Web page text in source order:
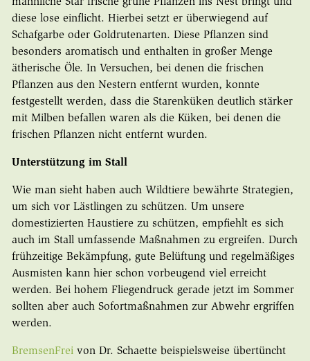
diese lose einflicht. Hierbei setzt er überwiegend auf
Schafgarbe oder Goldrutenarten. Diese Pflanzen sind
besonders aromatisch und enthalten in großer Menge
ätherische Öle. In Versuchen, bei denen die frischen
Pflanzen aus den Nestern entfernt wurden, konnte
festgestellt werden, dass die Starenküken deutlich stärker
mit Milben befallen waren als die Küken, bei denen die
frischen Pflanzen nicht entfernt wurden.
Unterstützung im Stall
Wie man sieht haben auch Wildtiere bewährte Strategien,
um sich vor Lästlingen zu schützen. Um unsere
domestizierten Haustiere zu schützen, empfiehlt es sich
auch im Stall umfassende Maßnahmen zu ergreifen. Durch
frühzeitige Bekämpfung, gute Belüftung und regelmäßiges
Ausmisten kann hier schon vorbeugend viel erreicht
werden. Bei hohem Fliegendruck gerade jetzt im Sommer
sollten aber auch Sofortmaßnahmen zur Abwehr ergriffen
werden.
BremsenFreivon Dr. Schaette beispielsweise übertüncht